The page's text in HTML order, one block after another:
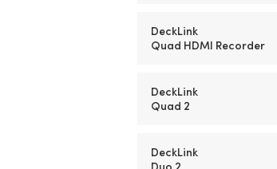
DeckLink
Quad HDMI Recorder
DeckLink
Quad 2
DeckLink